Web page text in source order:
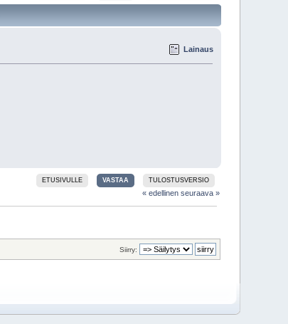
Lainaus
ETUSIVULLE VASTAA TULOSTUSVERSIO
« edellinen seuraava »
Siirry: